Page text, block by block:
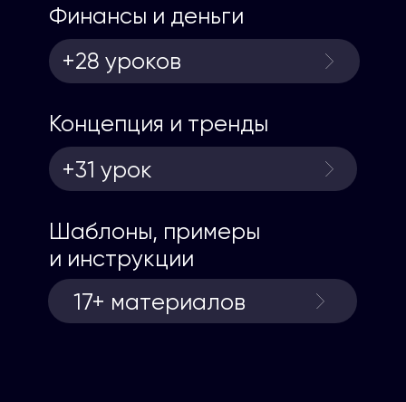
17+ материалов
Финансы и деньги
Концепция и тренды
Шаблоны, примеры
и инструкции
+28 уроков
+31 урок